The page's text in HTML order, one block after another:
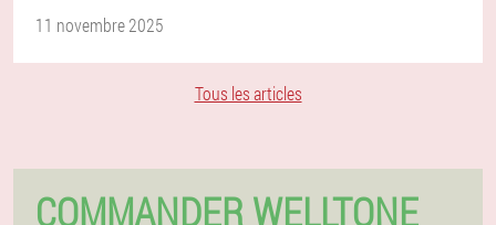
11 novembre 2025
Tous les articles
COMMANDER WELLTONE